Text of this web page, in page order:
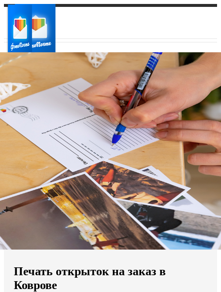
Ваш город:
Ваш регион доставки
Выберите из списка:
Мы доставляем по всему миру
Продолжить без города
Печать открыток на заказ в
Коврове